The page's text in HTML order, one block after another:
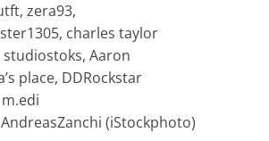
zera93,
charles taylor
studiostoks, Aaron
place, DDRockstar
(iStockphoto)